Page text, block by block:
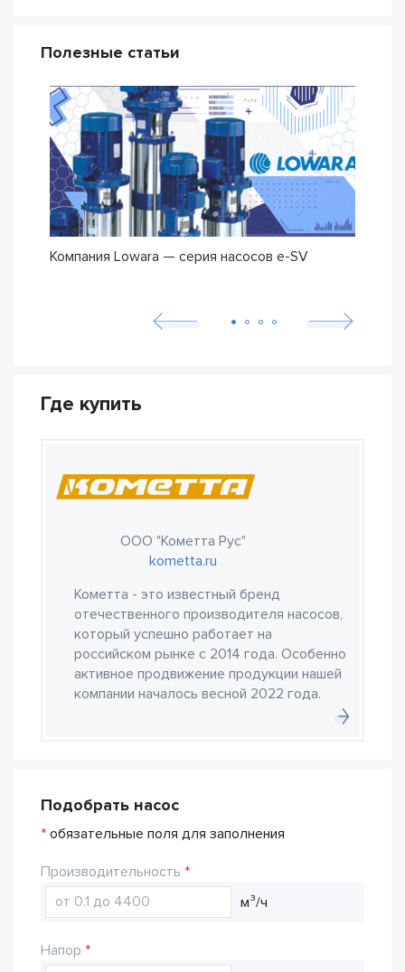
Полезные статьи
Компания Lowara — серия насосов e-SV
Где купить
ООО "Кометта Рус"
kometta.ru
Кометта - это известный бренд
отечественного производителя насосов,
который успешно работает на
российском рынке с 2014 года. Особенно
активное продвижение продукции нашей
компании началось весной 2022 года.
Подобрать насос
* обязательные поля для заполнения
Производительность
м³/ч
Напор